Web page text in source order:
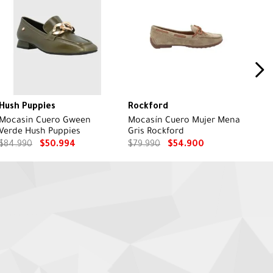
Hush Puppies
Mocasin Cuero Gween
Verde Hush Puppies
84.990 $50.994
Rockford
Mocasín Cuero Mujer Mena
Gris Rockford
$79.990 $54.900